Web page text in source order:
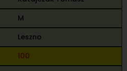
M
Leszno
100